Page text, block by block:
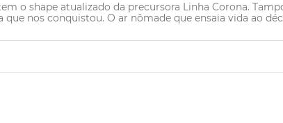
o shape atualizado da precursora Linha Corona.
nos conquistou. O ar nômade que ensaia vida ao